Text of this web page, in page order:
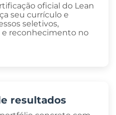
oficial do Lean
seu currículo e
seletivos,
reconhecimento no
resultados